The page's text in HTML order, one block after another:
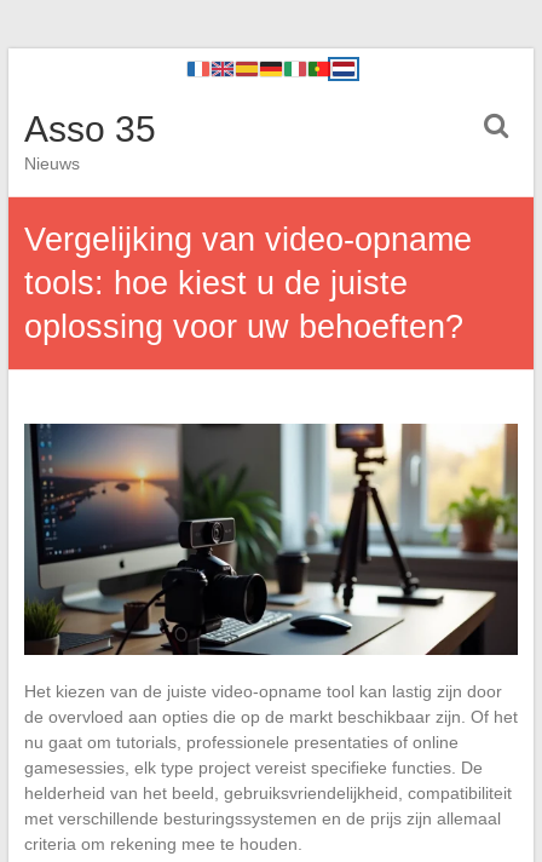
Asso 35
Nieuws
Vergelijking van video-opname
tools: hoe kiest u de juiste
oplossing voor uw behoeften?
Het kiezen van de juiste video-opname tool kan lastig zijn door
de overvloed aan opties die op de markt beschikbaar zijn. Of het
nu gaat om tutorials, professionele presentaties of online
gamesessies, elk type project vereist specifieke functies. De
helderheid van het beeld, gebruiksvriendelijkheid, compatibiliteit
met verschillende besturingssystemen en de prijs zijn allemaal
criteria om rekening mee te houden.